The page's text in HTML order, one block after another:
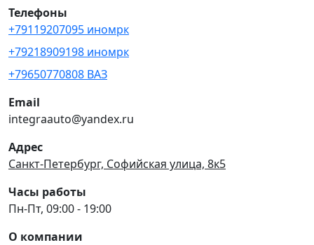
Телефоны
+79119207095 иномрк
+79218909198 иномрк
+79650770808 ВАЗ
Email
integraauto@yandex.ru
Адрес
Санкт-Петербург, Софийская улица, 8к5
Часы работы
Пн-Пт, 09:00 - 19:00
О компании